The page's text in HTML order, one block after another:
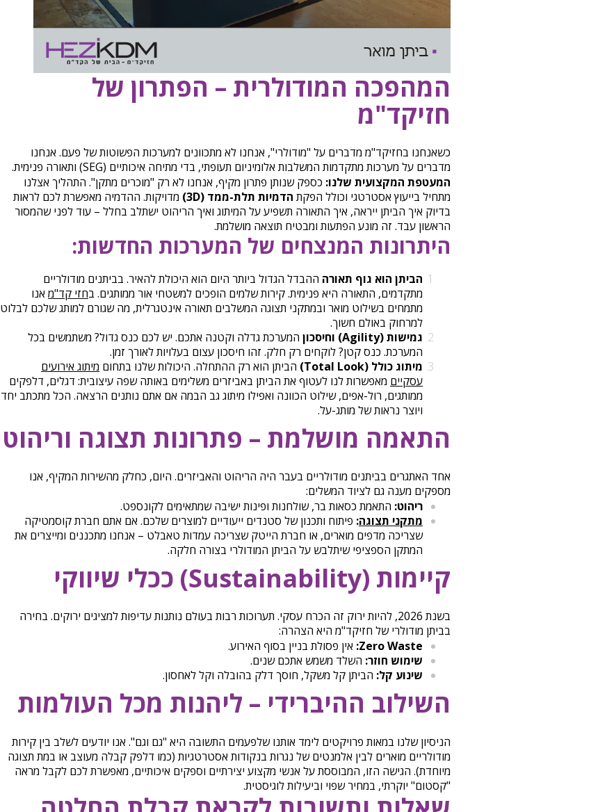
המהפכה המודולרית – הפתרון של
חזיקד"מ
כשאנחנו בחזיקד"מ מדברים על "מודולרי", אנחנו לא מתכוונים למערכות הפשוטות של פעם. אנחנו
מדברים על מערכות מתקדמות המשלבות אלומיניום תעופתי, בדי מתיחה איכותיים (SEG) ותאורה פנימית.
המעטפת המקצועית שלנו: כספק שנותן פתרון מקיף, אנחנו לא רק "מוכרים מתקן". התהליך אצלנו
מתחיל בייעוץ אסטרטגי וכולל הפקת הדמיות תלת-ממד (3D)
מדויקות. ההדמיה מאפשרת לכם לראות
בדיוק איך הביתן ייראה, איך התאורה תשפיע על המיתוג ואיך הריהוט ישתלב בחלל – עוד לפני שהמסור
הראשון עבד. זה מונע הפתעות ומבטיח תוצאה מושלמת.
היתרונות המנצחים של המערכות החדשות:
הביתן הוא גוף תאורה ההבדל הגדול ביותר היום הוא היכולת להאיר. בביתנים מודולריים
מתקדמים, התאורה היא פנימית. קירות שלמים הופכים למשטחי אור ממותגים. בחזי קד"מ אנו
מתמחים בשילוט מואר ובמתקני תצוגה המשלבים תאורה אינטגרלית, מה שגורם למותג שלכם לבלוט
למרחוק באולם חשוך.
גמישות (Agility) וחיסכון
המערכת גדלה וקטנה אתכם. יש לכם כנס גדול? משתמשים בכל
המערכת. כנס קטן? לוקחים רק חלק. זהו חיסכון עצום בעלויות לאורך זמן.
מיתוג כולל (Total Look)
הביתן הוא רק ההתחלה. היכולות שלנו בתחום מיתוג אירועים
עסקיים מאפשרות לנו לעטוף את הביתן באביזרים משלימים באותה שפה עיצובית: דגלים, דלפקים
ממותגים, רול-אפים, שילוט הכוונה ואפילו מיתוג גב הבמה אם אתם נותנים הרצאה. הכל מתכתב יחד
ויוצר נראות של מותג-על.
התאמה מושלמת – פתרונות תצוגה וריהוט
אחד האתגרים בביתנים מודולריים בעבר היה הריהוט והאביזרים. היום, כחלק מהשירות המקיף, אנו
מספקים מענה גם לציוד המשלים:
ריהוט: התאמת כסאות בר, שולחנות ופינות ישיבה שמתאימים לקונספט.
מתקני תצוגה: פיתוח ותכנון של סטנדים ייעודיים למוצרים שלכם. אם אתם חברת קוסמטיקה
שצריכה מדפים מוארים, או חברת הייטק שצריכה עמדות טאבלט – אנחנו מתכננים ומייצרים את
המתקן הספציפי שיתלבש על הביתן המודולרי בצורה חלקה.
קיימות (Sustainability) ככלי שיווקי
בשנת 2026, להיות ירוק זה הכרח עסקי. תערוכות רבות בעולם נותנות עדיפות למציגים ירוקים. בחירה
בביתן מודולרי של חזיקד"מ היא הצהרה:
Zero Waste: אין פסולת בניין בסוף האירוע.
שימוש חוזר: השלד משמש אתכם שנים.
שינוע קל: הביתן קל משקל, חוסך דלק בהובלה וקל לאחסון.
השילוב ההיברידי – ליהנות מכל העולמות
הניסיון שלנו במאות פרויקטים לימד אותנו שלפעמים התשובה היא "גם וגם". אנו יודעים לשלב בין קירות
מודולריים מוארים לבין אלמנטים של נגרות בנקודות אסטרטגיות (כמו דלפק קבלה מעוצב או במת תצוגה
מיוחדת). הגישה הזו, המבוססת על אנשי מקצוע יצירתיים וספקים איכותיים, מאפשרת לכם לקבל מראה
"קסטום" יוקרתי, במחיר שפוי וביעילות לוגיסטית.